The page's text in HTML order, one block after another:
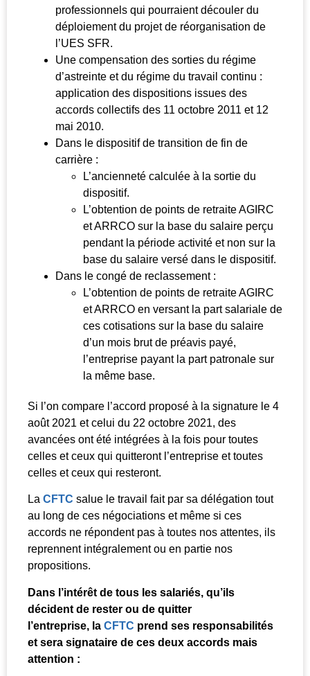
professionnels qui pourraient découler du
déploiement du projet de réorganisation de
l’UES SFR.
Une compensation des sorties du régime
d’astreinte et du régime du travail continu :
application des dispositions issues des
accords collectifs des 11 octobre 2011 et 12
mai 2010.
Dans le dispositif de transition de fin de
carrière :
L’ancienneté calculée à la sortie du
dispositif.
L’obtention de points de retraite AGIRC
et ARRCO sur la base du salaire perçu
pendant la période activité et non sur la
base du salaire versé dans le dispositif.
Dans le congé de reclassement :
L’obtention de points de retraite AGIRC
et ARRCO en versant la part salariale de
ces cotisations sur la base du salaire
d’un mois brut de préavis payé,
l’entreprise payant la part patronale sur
la même base.
Si l’on compare l’accord proposé à la signature le 4
août 2021 et celui du 22 octobre 2021, des
avancées ont été intégrées à la fois pour toutes
celles et ceux qui quitteront l’entreprise et toutes
celles et ceux qui resteront.
La CFTC salue le travail fait par sa délégation tout
au long de ces négociations et même si ces
accords ne répondent pas à toutes nos attentes, ils
reprennent intégralement ou en partie nos
propositions.
Dans l’intérêt de tous les salariés, qu’ils
décident de rester ou de quitter
l’entreprise, la CFTC prend ses responsabilités
et sera signataire de ces deux accords mais
attention :